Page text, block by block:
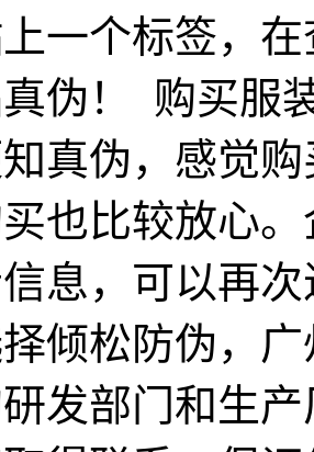
一个标签，
伪！ 购买服
真伪，感觉
也比较放心
息，可以再
倾松防伪，
发部门和生